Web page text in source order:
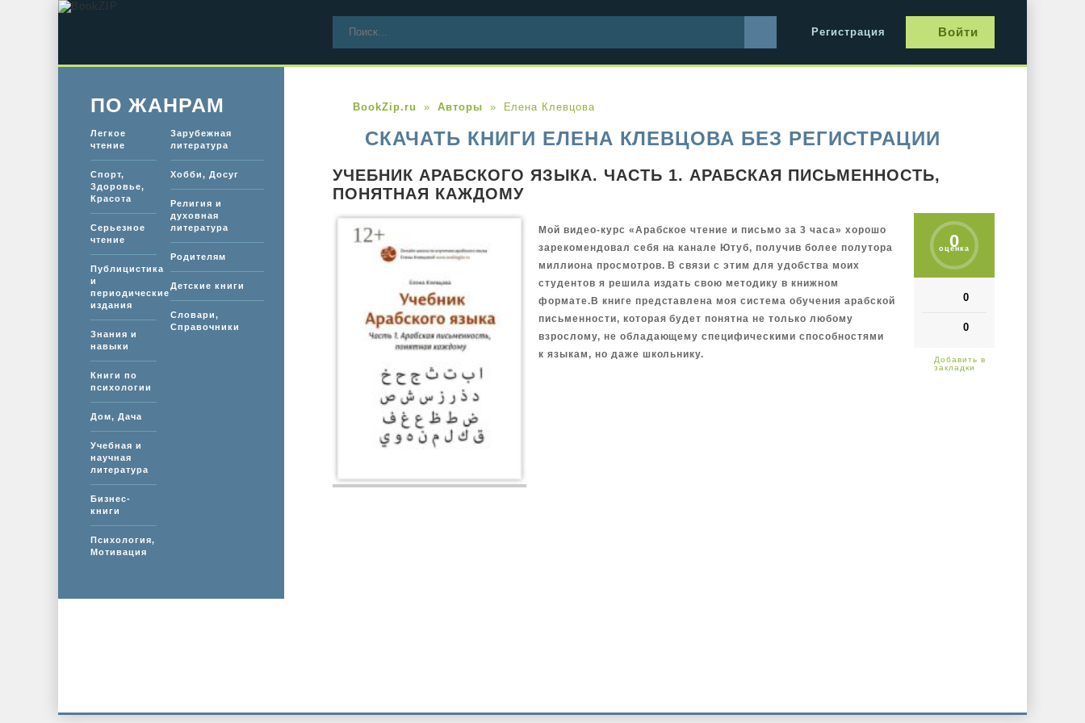
Регистрация Войти
BookZip.ru Авторы Елена Клевцова
СКАЧАТЬ КНИГИ ЕЛЕНА КЛЕВЦОВА БЕЗ РЕГИСТРАЦИИ
УЧЕБНИК АРАБСКОГО ЯЗЫКА. ЧАСТЬ 1. АРАБСКАЯ ПИСЬМЕННОСТЬ,
ПОНЯТНАЯ КАЖДОМУ
0
оценка
0
0
Мой видео-курс «Арабское чтение и письмо за 3 часа» хорошо
зарекомендовал себя на канале Ютуб, получив более полутора
миллиона просмотров. В связи с этим для удобства моих
студентов я решила издать свою методику в книжном
формате.В книге представлена моя система обучения арабской
письменности, которая будет понятна не только любому
взрослому, не обладающему специфическими способностями
к языкам, но даже школьнику.
ПО ЖАНРАМ
Легкое
чтение
Спорт,
Здоровье,
Красота
Серьезное
чтение
Публицистика
и
периодические
издания
Знания и
навыки
Книги по
психологии
Дом, Дача
Учебная и
научная
литература
Бизнес-
книги
Психология,
Мотивация
Зарубежная
литература
Хобби, Досуг
Религия и
духовная
литература
Родителям
Детские книги
Словари,
Справочники